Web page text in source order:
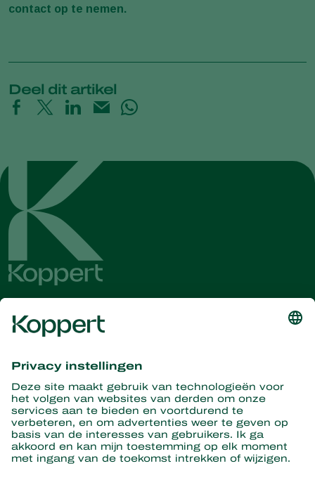
contact op te nemen.
Deel dit artikel
Ontvang het laatste nieuws en
informatie
Hier aanmelden
Partners with Nature
Roofmijten